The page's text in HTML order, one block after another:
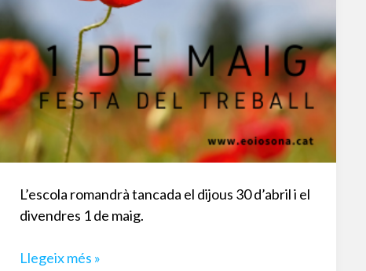
L’escola romandrà tancada el dijous 30 d’abril i el
divendres 1 de maig.
Informació
Llegeix més »